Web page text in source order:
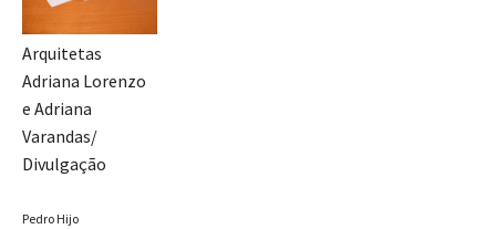
Arquitetas
Adriana Lorenzo
e Adriana
Varandas/
Divulgação
Pedro Hijo